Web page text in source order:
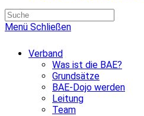
Menü Schließen
Verband
Was ist die BAE?
Grundsätze
BAE-Dojo werden
Leitung
Team